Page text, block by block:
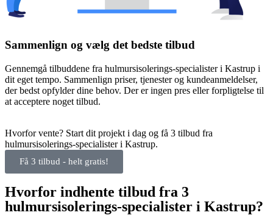
Sammenlign og vælg det bedste tilbud
Gennemgå tilbuddene fra hulmursisolerings-specialister i Kastrup i
dit eget tempo. Sammenlign priser, tjenester og kundeanmeldelser,
der bedst opfylder dine behov. Der er ingen pres eller forpligtelse til
at acceptere noget tilbud.
Hvorfor vente? Start dit projekt i dag og få 3 tilbud fra
hulmursisolerings-specialister i Kastrup.
Få 3 tilbud - helt gratis!
Hvorfor indhente tilbud fra 3
hulmursisolerings-specialister i Kastrup?